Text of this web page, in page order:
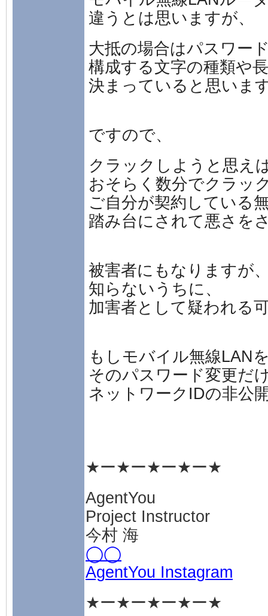
違うとは思いますが、
大抵の場合はパスワー
構成する文字の種類や
決まっていると思いま
ですので、
クラックしようと思え
おそらく数分でクラッ
ご自分が契約している
踏み台にされて悪さを
被害者にもなりますが
知らないうちに、
加害者として疑われる
もしモバイル無線LAN
そのパスワード変更だ
ネットワークIDの非公
★ー★ー★ー★ー★
AgentYou
Project Instructor
今村 海
◯◯
AgentYou Instagram
★ー★ー★ー★ー★